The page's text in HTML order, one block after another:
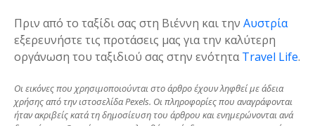
Πριν από το ταξίδι σας στη Βιέννη και την Αυστρία
εξερευνήστε τις προτάσεις μας για την καλύτερη
οργάνωση του ταξιδιού σας στην ενότηταTravel Life.
Οι εικόνες που χρησιμοποιούνται στο άρθρο έχουν ληφθεί με άδεια
χρήσης από την ιστοσελίδα Pexels. Οι πληροφορίες που αναγράφονται
ήταν ακριβείς κατά τη δημοσίευση του άρθρου και ενημερώνονται ανά